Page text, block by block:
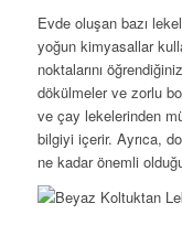
Evde oluşan bazı
yoğun kimyasallar
noktalarını
dökülmeler ve zorlu
ve çay lekelerinden
bilgiyi içerir. Ayrıca,
ne kadar önemli